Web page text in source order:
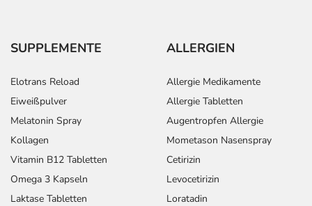
SUPPLEMENTE
Elotrans Reload
Eiweißpulver
Melatonin Spray
Kollagen
Vitamin B12 Tabletten
Omega 3 Kapseln
Laktase Tabletten
ALLERGIEN
Allergie Medikamente
Allergie Tabletten
Augentropfen Allergie
Mometason Nasenspray
Cetirizin
Levocetirizin
Loratadin